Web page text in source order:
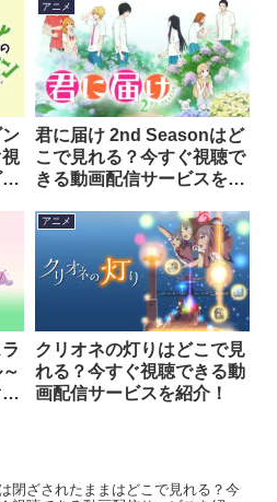
アニメ
君に届け 2nd Seasonはど
こで見れる？今すぐ視聴で
きる動画配信サービスを紹
アニメ
クリオネの灯りはどこで見
れる？今すぐ視聴できる動
画配信サービスを紹介！
閉ざされたままはどこで見れる？今